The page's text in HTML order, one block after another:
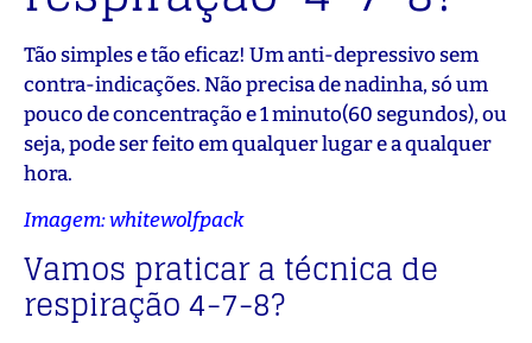
Tão simples e tão eficaz! Um anti-depressivo sem
contra-indicações. Não precisa de nadinha, só um
pouco de concentração e 1 minuto(60 segundos), ou
seja, pode ser feito em qualquer lugar e a qualquer
hora.
Imagem: whitewolfpack
Vamos praticar a técnica de
respiração 4-7-8?